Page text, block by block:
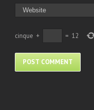
cinque + = 12